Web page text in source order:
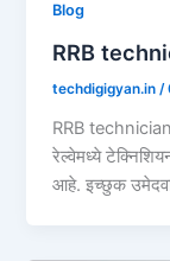
Blog
RRB
techdigigyan.in/
RRB
रेल्वेमध्ये
आहे. इच्छुक